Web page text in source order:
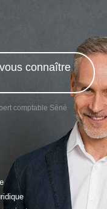
connaître
comptable Séné